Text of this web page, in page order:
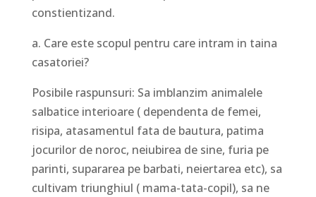
constientizand.
a. Care este scopul pentru care intram in taina
casatoriei?
Posibile raspunsuri: Sa imblanzim animalele
salbatice interioare ( dependenta de femei,
risipa, atasamentul fata de bautura, patima
jocurilor de noroc, neiubirea de sine, furia pe
parinti, supararea pe barbati, neiertarea etc), sa
cultivam triunghiul ( mama-tata-copil), sa ne